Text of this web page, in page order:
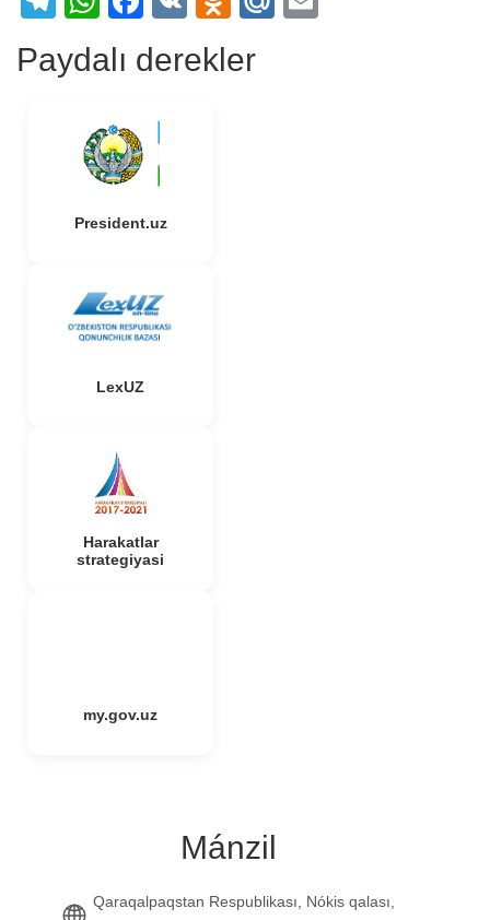
Paydalı derekler
President.uz
LexUZ
Harakatlar
strategiyasi
my.gov.uz
Mánzil
Qaraqalpaqstan Respublikası, Nókis qalası,